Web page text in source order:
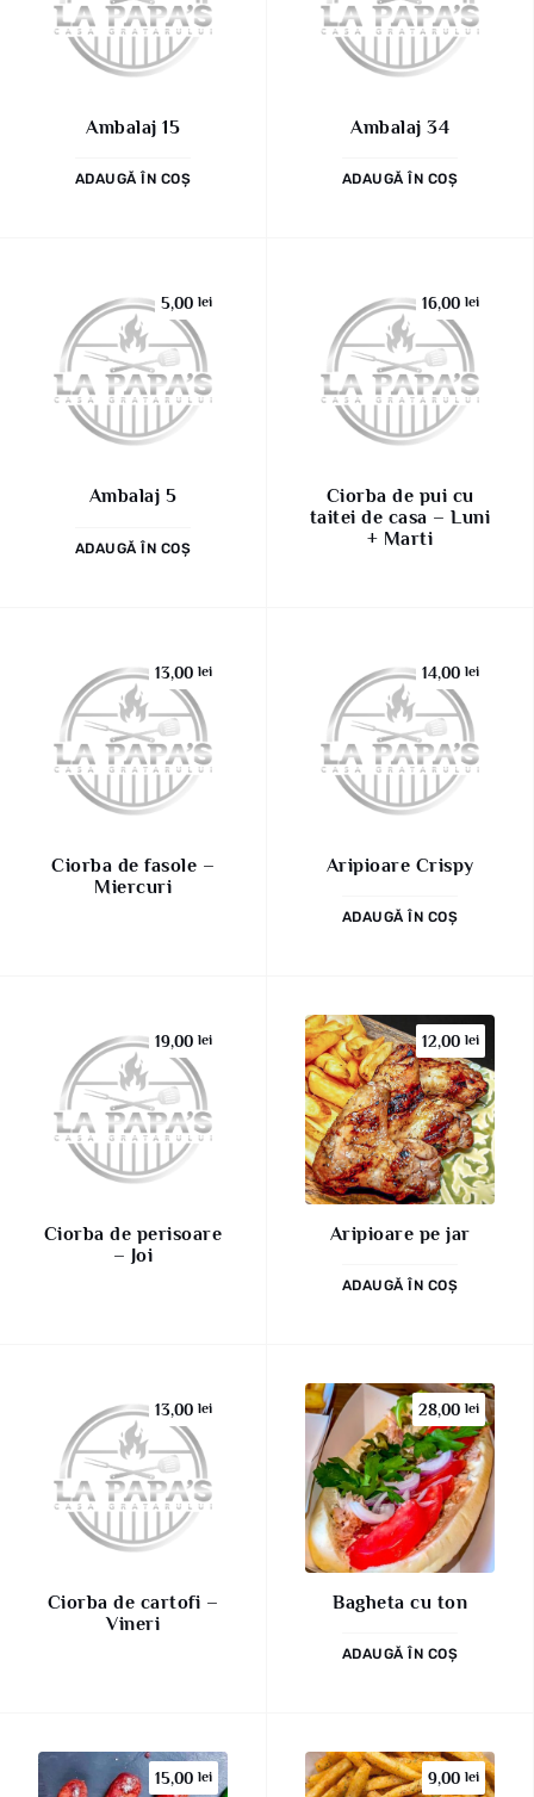
Ambalaj 15
ADAUGĂ ÎN COȘ
Ambalaj 34
ADAUGĂ ÎN COȘ
5,00lei
Ambalaj 5
ADAUGĂ ÎN COȘ
16,00lei
Ciorba de pui cu
taitei de casa – Luni
+ Marti
13,00lei
Ciorba de fasole –
Miercuri
14,00lei
Aripioare Crispy
ADAUGĂ ÎN COȘ
19,00lei
Ciorba de perisoare
– Joi
12,00lei
Aripioare pe jar
ADAUGĂ ÎN COȘ
13,00lei
Ciorba de cartofi –
Vineri
28,00lei
Bagheta cu ton
ADAUGĂ ÎN COȘ
15,00lei 9,00lei